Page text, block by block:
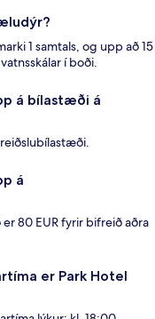
1 samtals, og upp að 15
í boði.
á bílastæði á
á
80 EUR fyrir bifreið aðra
er Park Hotel